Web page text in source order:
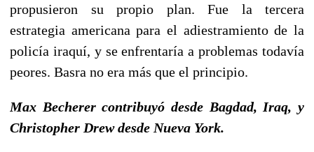
propusieron su propio plan. Fue la tercera
estrategia americana para el adiestramiento de la
policía iraquí, y se enfrentaría a problemas todavía
peores. Basra no era más que el principio.
Max Becherer contribuyó desde Bagdad, Iraq, y
Christopher Drew desde Nueva York.